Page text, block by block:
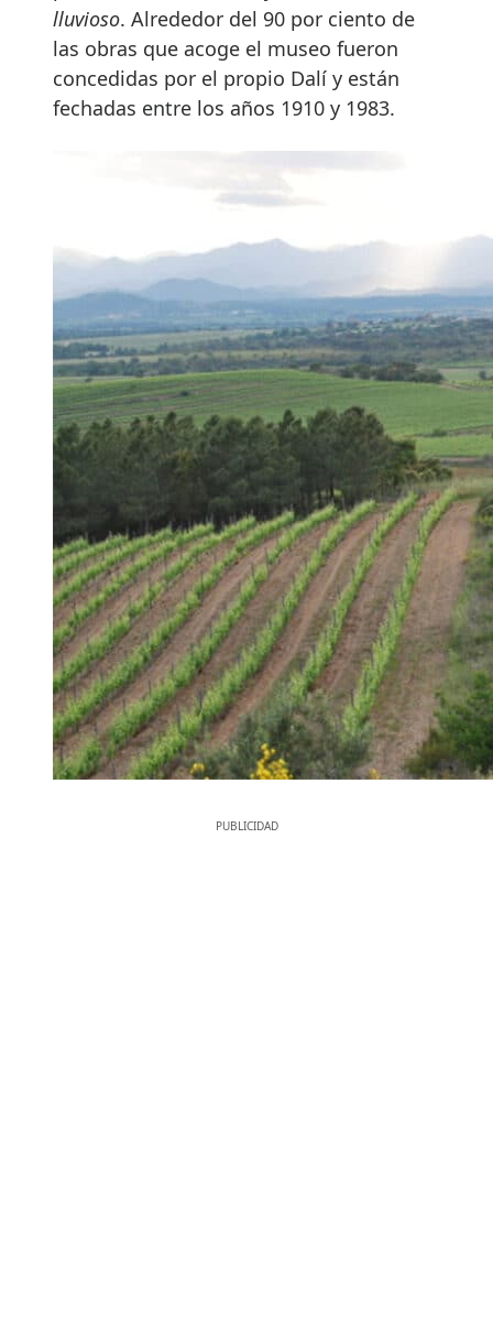
lluvioso. Alrededor del 90 por ciento de
las obras que acoge el museo fueron
concedidas por el propio Dalí y están
fechadas entre los años 1910 y 1983.